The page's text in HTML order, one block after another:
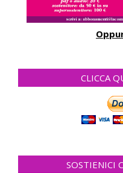
CLICCA
SOSTIENICI